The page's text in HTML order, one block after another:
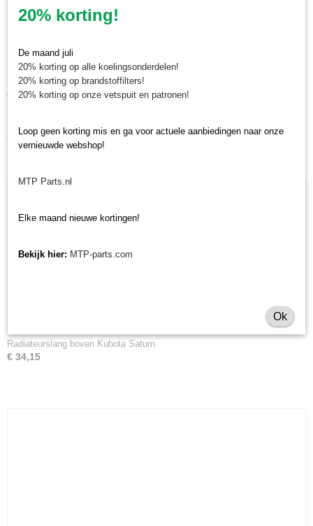
Minitractorparts.nl, uw leverancier voor
minitrekker onderdelen!
Minitractorparts heeft een groot assortiment onderdelen op het gebied van
minitractoren, miditractoren, compacttractoren en aanbouwwerktuigen. Wij
verkopen deze onderdelen met als specialisme de Japanse
deze radiateurslang, voor uw Kubota Saturn X 20, X 24.
Radiateurslang boven Kubota Saturn
€ 34,15
20% korting!
De maand juli
20% korting op alle koelingsonderdelen!
20% korting op brandstoffilters!
20% korting op onze vetspuit en patronen!
Loop geen korting mis en ga voor actuele aanbiedingen naar onze
vernieuwde webshop!
MTP Parts.nl
Elke maand nieuwe kortingen!
Bekijk hier: MTP-parts.com
Ok